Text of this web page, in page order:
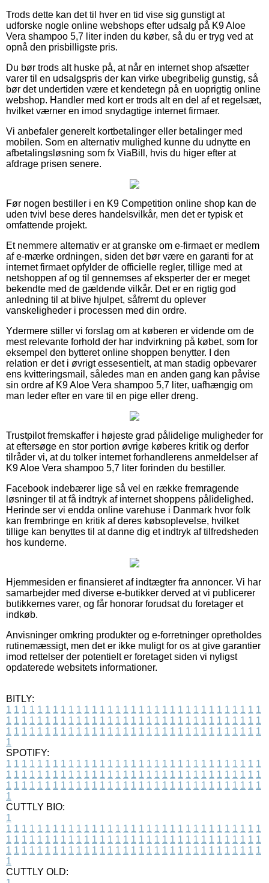
Trods dette kan det til hver en tid vise sig gunstigt at
udforske nogle online webshops efter udsalg på K9 Aloe
Vera shampoo 5,7 liter inden du køber, så du er tryg ved at
opnå den prisbilligste pris.
Du bør trods alt huske på, at når en internet shop afsætter
varer til en udsalgspris der kan virke ubegribelig gunstig, så
bør det undertiden være et kendetegn på en uoprigtig online
webshop. Handler med kort er trods alt en del af et regelsæt,
hvilket værner en imod snydagtige internet firmaer.
Vi anbefaler generelt kortbetalinger eller betalinger med
mobilen. Som en alternativ mulighed kunne du udnytte en
afbetalingsløsning som fx ViaBill, hvis du higer efter at
afdrage prisen senere.
Før nogen bestiller i en K9 Competition online shop kan de
uden tvivl bese deres handelsvilkår, men det er typisk et
omfattende projekt.
Et nemmere alternativ er at granske om e-firmaet er medlem
af e-mærke ordningen, siden det bør være en garanti for at
internet firmaet opfylder de officielle regler, tillige med at
netshoppen af og til gennemses af eksperter der er meget
bekendte med de gældende vilkår. Det er en rigtig god
anledning til at blive hjulpet, såfremt du oplever
vanskeligheder i processen med din ordre.
Ydermere stiller vi forslag om at køberen er vidende om de
mest relevante forhold der har indvirkning på købet, som for
eksempel den bytteret online shoppen benytter. I den
relation er det i øvrigt essesentielt, at man stadig opbevarer
ens kvitteringsmail, således man en anden gang kan påvise
sin ordre af K9 Aloe Vera shampoo 5,7 liter, uafhængig om
man leder efter en vare til en pige eller dreng.
Trustpilot fremskaffer i højeste grad pålidelige muligheder for
at eftersøge en stor portion øvrige køberes kritik og derfor
tilråder vi, at du tolker internet forhandlerens anmeldelser af
K9 Aloe Vera shampoo 5,7 liter forinden du bestiller.
Facebook indebærer lige så vel en række fremragende
løsninger til at få indtryk af internet shoppens pålidelighed.
Herinde ser vi endda online varehuse i Danmark hvor folk
kan frembringe en kritik af deres købsoplevelse, hvilket
tillige kan benyttes til at danne dig et indtryk af tilfredsheden
hos kunderne.
Hjemmesiden er finansieret af indtægter fra annoncer. Vi har
samarbejder med diverse e-butikker derved at vi publicerer
butikkernes varer, og får honorar forudsat du foretager et
indkøb.
Anvisninger omkring produkter og e-forretninger opretholdes
rutinemæssigt, men det er ikke muligt for os at give garantier
imod rettelser der potentielt er foretaget siden vi nyligst
opdaterede websitets informationer.
BITLY:
1 1 1 1 1 1 1 1 1 1 1 1 1 1 1 1 1 1 1 1 1 1 1 1 1 1 1 1 1 1 1 1 1
1 1 1 1 1 1 1 1 1 1 1 1 1 1 1 1 1 1 1 1 1 1 1 1 1 1 1 1 1 1 1 1 1
1 1 1 1 1 1 1 1 1 1 1 1 1 1 1 1 1 1 1 1 1 1 1 1 1 1 1 1 1 1 1 1 1
1
SPOTIFY:
1 1 1 1 1 1 1 1 1 1 1 1 1 1 1 1 1 1 1 1 1 1 1 1 1 1 1 1 1 1 1 1 1
1 1 1 1 1 1 1 1 1 1 1 1 1 1 1 1 1 1 1 1 1 1 1 1 1 1 1 1 1 1 1 1 1
1 1 1 1 1 1 1 1 1 1 1 1 1 1 1 1 1 1 1 1 1 1 1 1 1 1 1 1 1 1 1 1 1
1
CUTTLY BIO:
1
1 1 1 1 1 1 1 1 1 1 1 1 1 1 1 1 1 1 1 1 1 1 1 1 1 1 1 1 1 1 1 1 1
1 1 1 1 1 1 1 1 1 1 1 1 1 1 1 1 1 1 1 1 1 1 1 1 1 1 1 1 1 1 1 1 1
1 1 1 1 1 1 1 1 1 1 1 1 1 1 1 1 1 1 1 1 1 1 1 1 1 1 1 1 1 1 1 1 1
1
CUTTLY OLD: